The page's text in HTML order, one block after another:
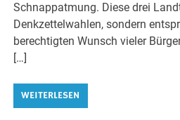
Schnappatmung. Diese drei
Denkzettelwahlen, sondern
berechtigten Wunsch vieler
[…]
WEITERLESEN